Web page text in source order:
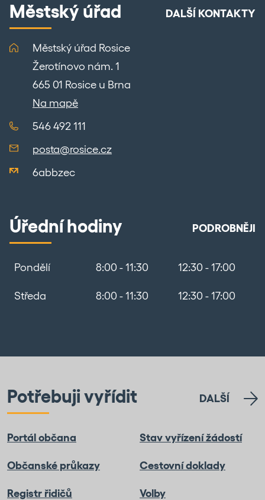
Městský úřad DALŠÍ KONTAKTY
Městský úřad Rosice
Žerotínovo nám. 1
665 01 Rosice u Brna
Na mapě
546 492 111
posta@rosice.cz
6abbzec
Úřední hodiny PODROBNĚJI
Pondělí 8:00 - 11:30 12:30 - 17:00
Středa 8:00 - 11:30 12:30 - 17:00
Potřebuji vyřídit DALŠÍ
Portál občana Stav vyřízení žádostí
Občanské průkazy Cestovní doklady
Registr řidičů Volby